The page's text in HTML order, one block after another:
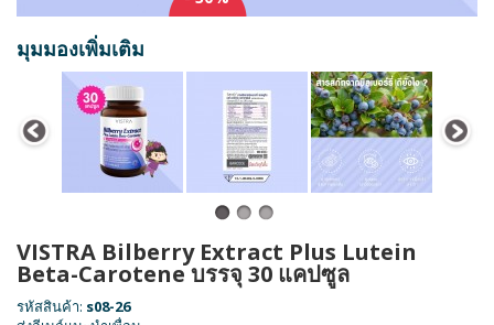
มุมมองเพิ่มเติม
VISTRA Bilberry Extract Plus Lutein
Beta-Carotene บรรจุ 30 แคปซูล
รหัสสินค้า: s08-26